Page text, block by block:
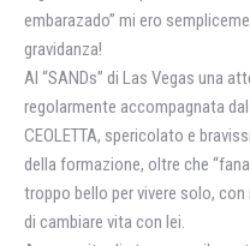
embarazado” mi ero
gravidanza!
Al “SANDs” di Las Vegas una
regolarmente accompagnata
CEOLETTA, spericolato e
della formazione, oltre che
troppo bello per vivere solo,
di cambiare vita con lei.